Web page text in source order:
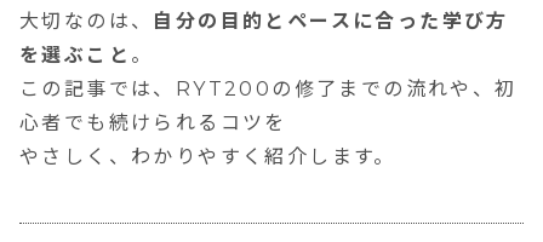
大切なのは、 自分の目的とペースに合った学び方
を選ぶこと 。
この記事では、RYT200の修了までの流れや、初
心者でも続けられるコツを
やさしく、わかりやすく紹介します。